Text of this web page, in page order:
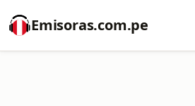
Emisoras.com.pe